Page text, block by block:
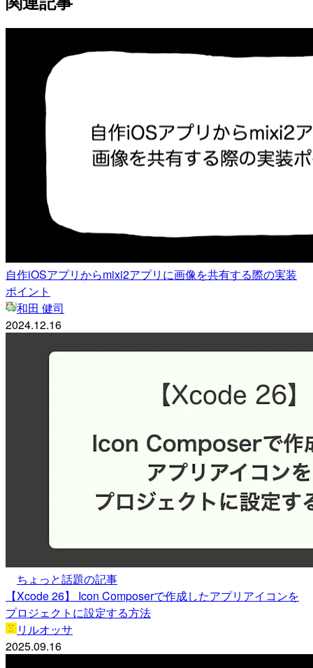
自作iOSアプリからmixi2アプリに画像を共有する際の実装
ポイント
和田 健司
2024.12.16
ちょっと話題の記事
【Xcode 26】 Icon Composerで作成したアプリアイコンを
プロジェクトに設定する方法
リルオッサ
2025.09.16